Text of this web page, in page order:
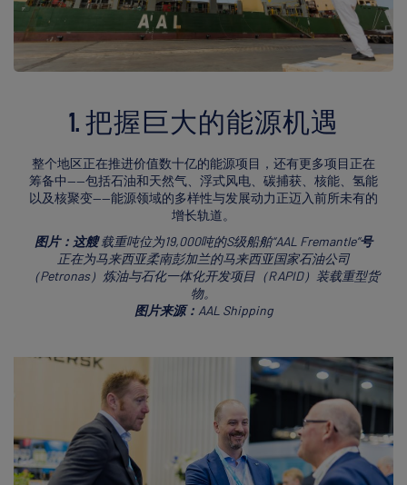
1. 把握巨大的能源机遇
整个地区正在推进价值数十亿的能源项目，还有更多项目正在
筹备中——包括石油和天然气、浮式风电、碳捕获、核能、氢能
以及核聚变——能源领域的多样性与发展动力正迈入前所未有的
增长轨道。
图片：这艘载重吨位为19,000吨的S级船舶“AAL Fremantle”号
正在为马来西亚柔南彭加兰的马来西亚国家石油公司
（Petronas）炼油与石化一体化开发项目（RAPID）装载重型货
物。
图片来源： AAL Shipping